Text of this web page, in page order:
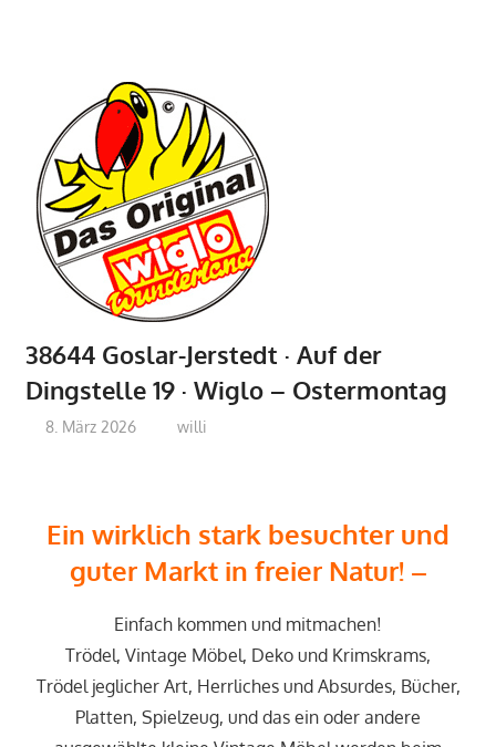
38644 Goslar-Jerstedt · Auf der
Dingstelle 19 · Wiglo – Ostermontag
8. März 2026 willi
Ein wirklich stark besuchter und
guter Markt in freier Natur! –
Einfach kommen und mitmachen!
Trödel, Vintage Möbel, Deko und Krimskrams,
Trödel jeglicher Art, Herrliches und Absurdes, Bücher,
Platten, Spielzeug, und das ein oder andere